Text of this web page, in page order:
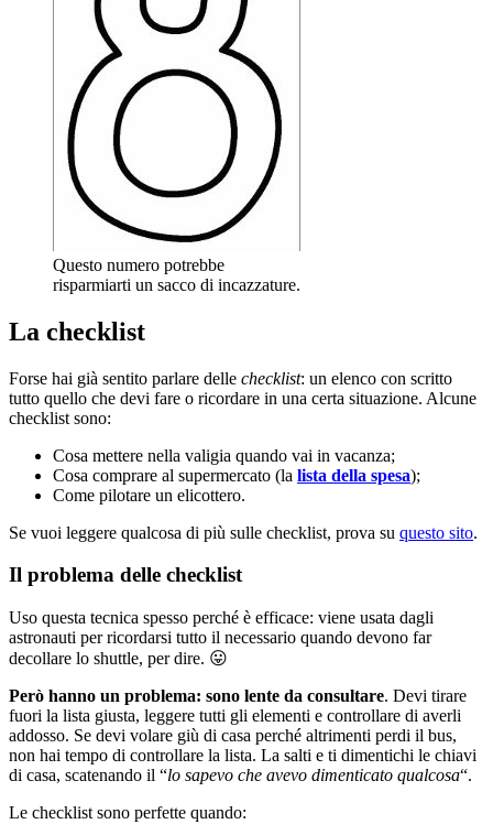
Questo numero potrebbe
risparmiarti un sacco di incazzature.
La checklist
Forse hai già sentito parlare delle checklist: un elenco con scritto
tutto quello che devi fare o ricordare in una certa situazione. Alcune
checklist sono:
Cosa mettere nella valigia quando vai in vacanza;
Cosa comprare al supermercato (la lista della spesa);
Come pilotare un elicottero.
Se vuoi leggere qualcosa di più sulle checklist, prova su questo sito.
Il problema delle checklist
Uso questa tecnica spesso perché è efficace: viene usata dagli
astronauti per ricordarsi tutto il necessario quando devono far
decollare lo shuttle, per dire. 😛
Però hanno un problema: sono lente da consultare. Devi tirare
fuori la lista giusta, leggere tutti gli elementi e controllare di averli
addosso. Se devi volare giù di casa perché altrimenti perdi il bus,
non hai tempo di controllare la lista. La salti e ti dimentichi le chiavi
di casa, scatenando il “lo sapevo che avevo dimenticato qualcosa“.
Le checklist sono perfette quando: